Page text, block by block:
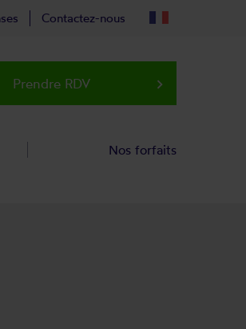
Contactez-nous
Prendre RDV keyboard_arrow_right
Nos forfaits